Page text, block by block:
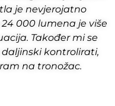
je nevjerojatno
000 lumena je više
Također mi se
kontrolirati,
na tronožac.